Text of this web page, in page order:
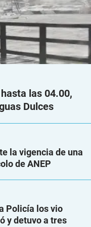
las 04.00,
Dulces
la vigencia de una
de ANEP
Policía los vio
y detuvo a tres